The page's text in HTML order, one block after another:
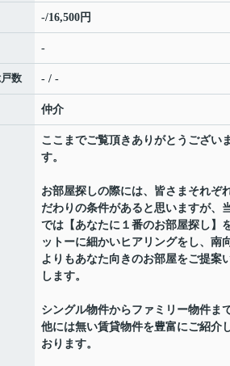
-/16,500円
-
数 - / -
仲介
ここまでご覧頂きありがとうござい
す。
お部屋探しの際には、皆さまそれぞ
だわりの条件があると思いますが、
では【あなたに１番のお部屋探し】
ットーに細かいヒアリングをし、南
よりもあなた向きのお部屋をご提案
します。
シングル物件からファミリー物件ま
他には無い賃貸物件を豊富にご紹介
おります。